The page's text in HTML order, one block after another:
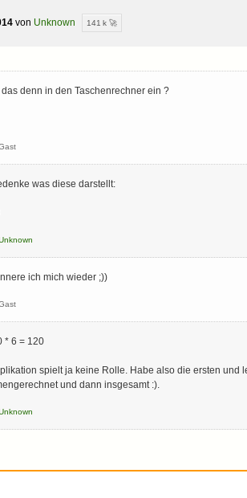
von Unknown 141 k 🚀
denn in den Taschenrechner ein ?
was diese darstellt:
ich mich wieder ;))
* 6 = 120
spielt ja keine Rolle. Habe also die ersten und
und dann insgesamt :).